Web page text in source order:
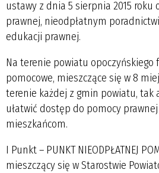
ustawy z dnia 5 sierpnia 2015 roku
prawnej, nieodpłatnym
edukacji prawnej.
Na terenie powiatu
pomocowe, mieszczące się w 8
terenie każdej z gmin powiatu, tak
ułatwić dostęp do pomocy
mieszkańcom.
I Punkt – PUNKT NIEODPŁATNEJ
mieszczący się w Starostwie